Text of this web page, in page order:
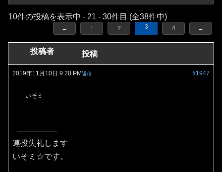
10件の投稿を表示中 - 21 - 30件目 (全38件中)
← 1 2 3 4 →
投稿者 投稿
2019年11月10日 9:20 PM #1947
返信
いそミ
連投失礼します
いそミ☆です。